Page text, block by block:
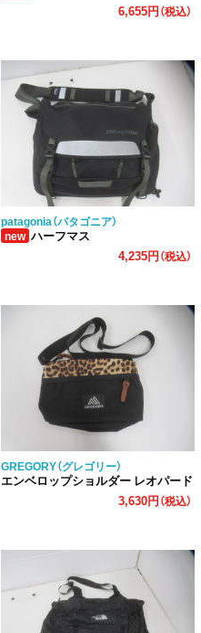
6,655円（税込）
patagonia（パタゴニア）
new ハーフマス
4,235円（税込）
GREGORY（グレゴリー）
エンベロップショルダー レオパード
3,630円（税込）